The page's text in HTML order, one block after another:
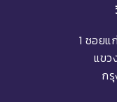
1 ซอย
แขว
ก